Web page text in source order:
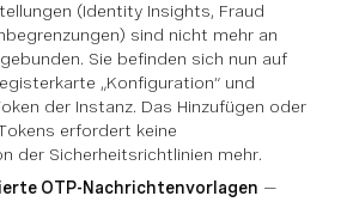
(Identity Insights, Fraud
sind nicht mehr an
Sie befinden sich nun auf
„Konfiguration“ und
der Instanz. Das Hinzufügen oder
erfordert keine
der Sicherheitsrichtlinien mehr.
OTP-Nachrichtenvorlagen —